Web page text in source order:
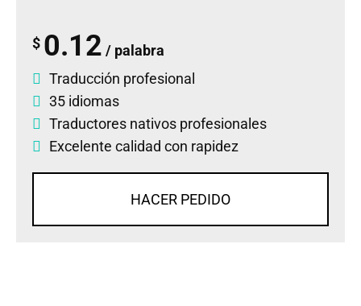
$ 0.12 / palabra
Traducción profesional
35 idiomas
Traductores nativos profesionales
Excelente calidad con rapidez
HACER PEDIDO